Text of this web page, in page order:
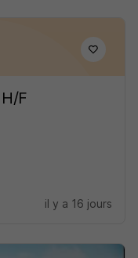
F
il y a 16 jours